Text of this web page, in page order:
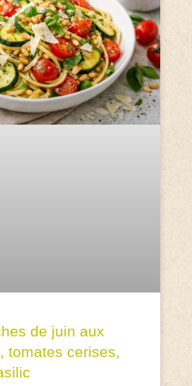
de juin aux
tomates cerises,